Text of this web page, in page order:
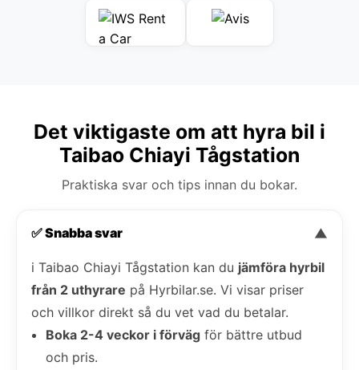
Det viktigaste om att hyra bil i
Taibao Chiayi Tågstation
Praktiska svar och tips innan du bokar.
✅ Snabba svar ▼
i Taibao Chiayi Tågstation kan du jämföra hyrbil
från 2 uthyrare på Hyrbilar.se. Vi visar priser
och villkor direkt så du vet vad du betalar.
Boka 2-4 veckor i förväg för bättre utbud
och pris.